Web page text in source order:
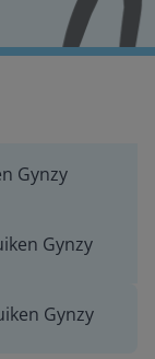
Gynzy
Gynzy
Gynzy